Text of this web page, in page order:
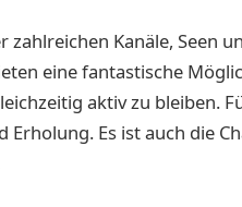
Kanäle, Seen
eine fantastische
aktiv zu bleiben.
Es ist auch die